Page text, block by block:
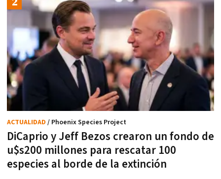
DiCaprio y Jeff Bezos crearon un fondo de
u$s200 millones para rescatar 100
especies al borde de la extinción
ACTUALIDAD / Phoenix Species Project